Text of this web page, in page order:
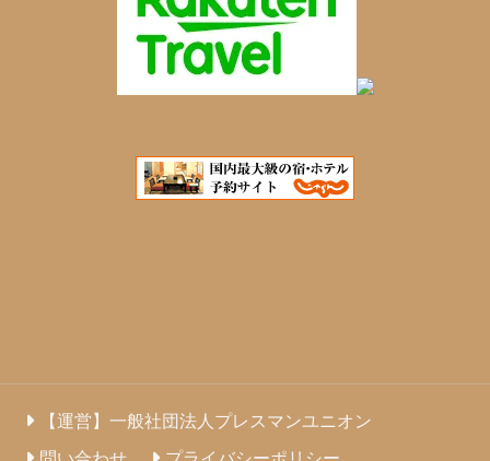
【運営】一般社団法人プレスマンユニオン